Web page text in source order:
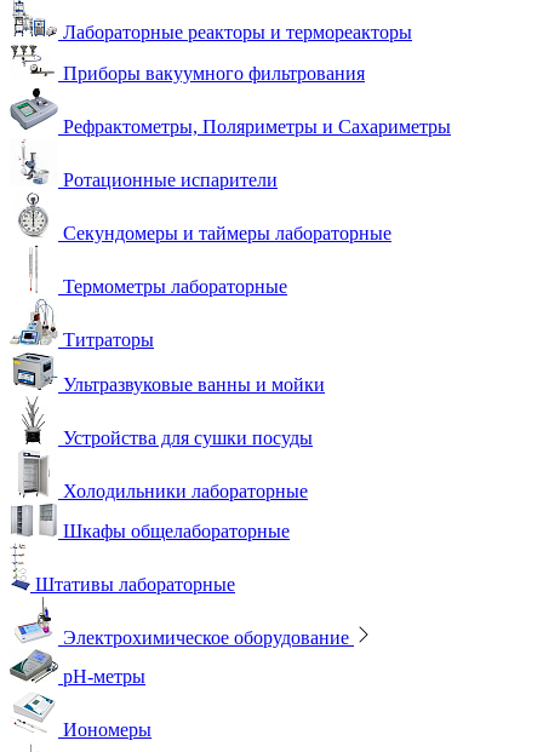
Лабораторные реакторы и термореакторы
Приборы вакуумного фильтрования
Рефрактометры, Поляриметры и Сахариметры
Ротационные испарители
Секундомеры и таймеры лабораторные
Термометры лабораторные
Титраторы
Ультразвуковые ванны и мойки
Устройства для сушки посуды
Холодильники лабораторные
Шкафы общелабораторные
Штативы лабораторные
Электрохимическое оборудование
pH-метры
Иономеры